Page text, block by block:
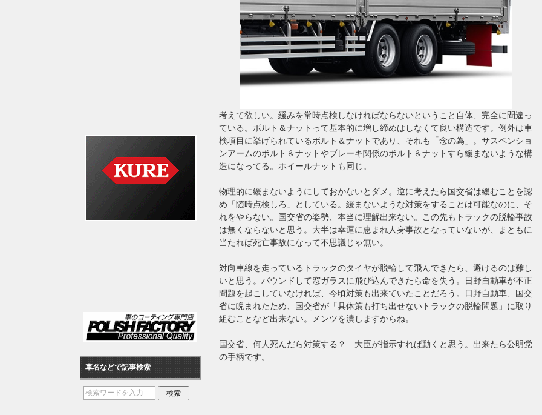
考えて欲しい。緩みを常時点検しなければならないということ自体、完全に間違っ
ている。ボルト＆ナットって基本的に増し締めはしなくて良い構造です。例外は車
検項目に挙げられているボルト＆ナットであり、それも「念の為」。サスペンショ
ンアームのボルト＆ナットやブレーキ関係のボルト＆ナットすら緩まないような構
造になってる。ホイールナットも同じ。
物理的に緩まないようにしておかないとダメ。逆に考えたら国交省は緩むことを認
め「随時点検しろ」としている。緩まないような対策をすることは可能なのに、そ
れをやらない。国交省の姿勢、本当に理解出来ない。この先もトラックの脱輪事故
は無くならないと思う。大半は幸運に恵まれ人身事故となっていないが、まともに
当たれば死亡事故になって不思議じゃ無い。
対向車線を走っているトラックのタイヤが脱輪して飛んできたら、避けるのは難し
いと思う。バウンドして窓ガラスに飛び込んできたら命を失う。日野自動車が不正
問題を起こしていなければ、今頃対策も出来ていたことだろう。日野自動車、国交
省に睨まれたため、国交省が「具体策も打ち出せないトラックの脱輪問題」に取り
組むことなど出来ない。メンツを潰しますからね。
国交省、何人死んだら対策する？ 大臣が指示すれば動くと思う。出来たら公明党
の手柄です。
車名などで記事検索